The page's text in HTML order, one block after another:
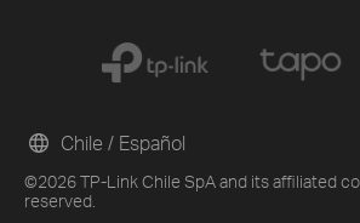
©2026 TP-Link Chile SpA and its affiliated
reserved.
Chile / Español